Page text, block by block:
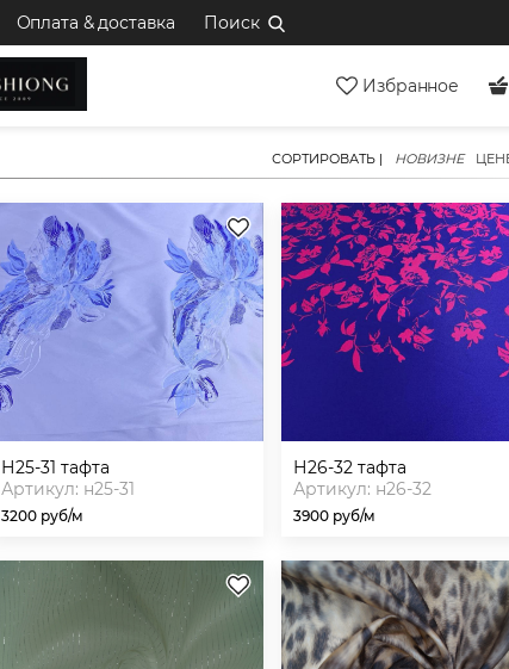
Оплата & доставка Поиск
Избранное
СОРТИРОВАТЬ | НОВИЗНЕ
н25-31 тафта
Артикул: н25-31
3200 руб/м
н26-32 тафта
Артикул: н26-32
3900 руб/м